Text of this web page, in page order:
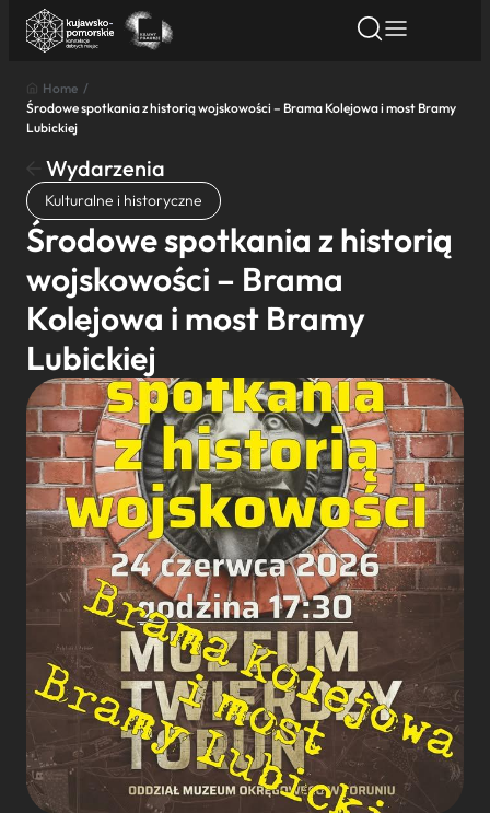
Znajdź atrakcję Znajdź artykuł Znajdź
Znajdź atrakcję
Nazwa atrakcji
Miasto
Kategoria
Wyszukaj
Home /
Środowe spotkania z historią wojskowości – Brama Kolejowa i most Bramy
Lubickiej
Wydarzenia
Kulturalne i historyczne
Środowe spotkania z historią
wojskowości – Brama
Kolejowa i most Bramy
Lubickiej